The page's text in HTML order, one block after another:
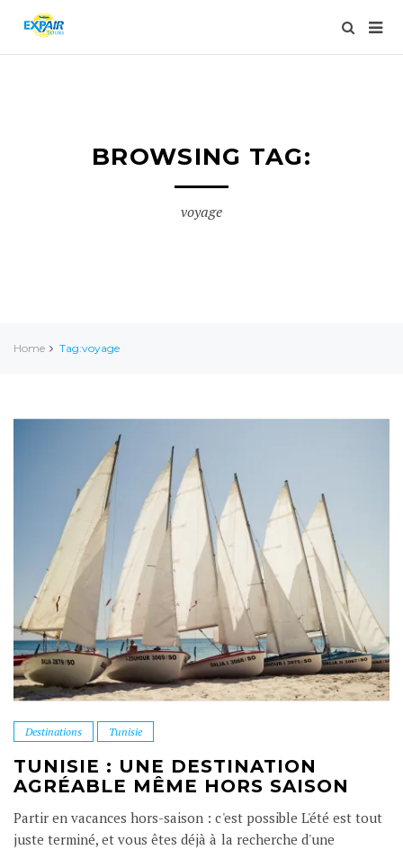
BROWSING TAG:
voyage
Home Tag:voyage
Destinations Tunisie
TUNISIE : UNE DESTINATION
AGRÉABLE MÊME HORS SAISON
Partir en vacances hors-saison : c'est possible L'été est tout
juste terminé, et vous êtes déjà à la recherche d'une